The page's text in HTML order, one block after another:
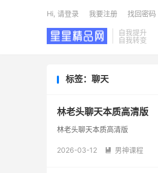
自我提升
自我转变
Hi, 请登录 我要注册 找回密码
标签：聊天
林老头聊天本质高清版
林老头聊天本质高清版
2026-03-12  男神课程